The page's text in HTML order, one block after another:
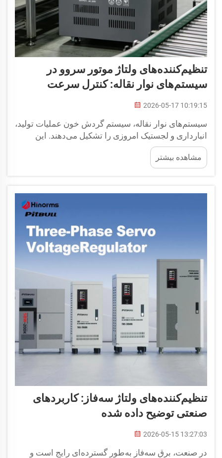
تنظیم‌کننده‌های ولتاژ موتور سروو در
سیستم‌های نوار نقاله: کنترل سرعت
2026-05-17 10:19:15
سیستم‌های نوار نقاله، سیستم گردش خون عملیات تولید،
انبارداری و لجستیک امروزی را تشکیل می‌دهند. این
سیستم‌ها مواد اولیه، محصولات در حال تولید و کالاهای
تمام‌شده را با سرعتی حمل می‌کنند که باید با دقت کامل
کنترل شود. اگر سرعت بیش از حد باشد، محصولات...
مشاهده بیشتر
تنظیم‌کننده‌های ولتاژ سه‌فاز: کاربردهای
صنعتی توضیح داده شده
2026-05-15 13:27:03
در صنعت، برق سه‌فاز به‌طور گسترده‌ای رایج است و